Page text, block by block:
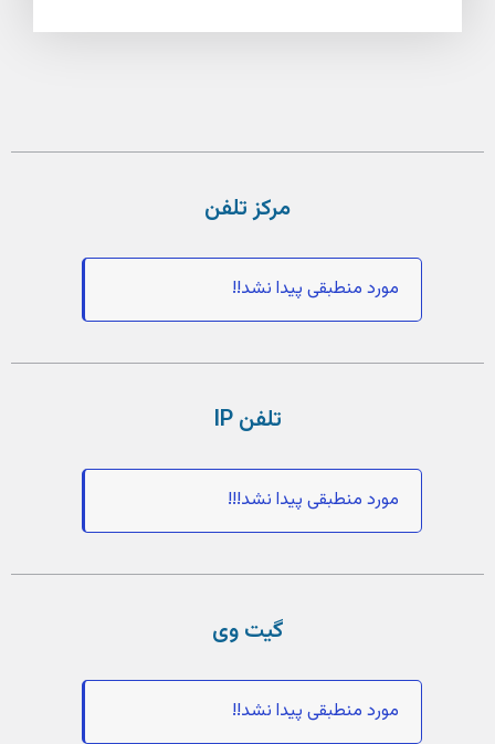
مرکز تلفن
مورد منطبقی پیدا نشد!!
تلفن IP
مورد منطبقی پیدا نشد!!!
گیت وی
مورد منطبقی پیدا نشد!!